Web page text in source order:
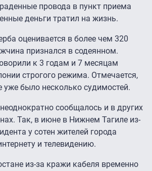
провода в пункт приема
деньги тратил на жизнь.
оценивается в более чем 320
признался в содеянном.
к 3 годам и 7 месяцам
строгого режима. Отмечается,
уже было несколько судимостей.
сообщалось и в других
Так, в июне в Нижнем Тагиле из-
у сотен жителей города
и телевидению.
из-за кражи кабеля временно